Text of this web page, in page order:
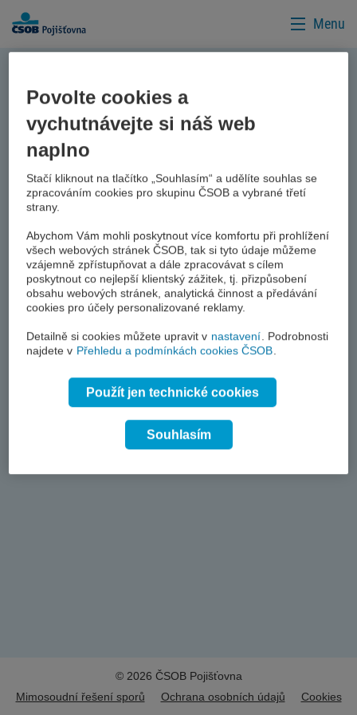
Menu
© 2026 ČSOB Pojišťovna
Mimosoudní řešení sporů
Ochrana osobních údajů Cookies
Povolte cookies a
vychutnávejte si náš web
naplno
Stačí kliknout na tlačítko „Souhlasím“ a udělíte souhlas se
zpracováním cookies pro skupinu ČSOB a vybrané třetí
strany.
Abychom Vám mohli poskytnout více komfortu při prohlížení
všech webových stránek ČSOB, tak si tyto údaje můžeme
vzájemně zpřístupňovat a dále zpracovávat s cílem
poskytnout co nejlepší klientský zážitek, tj. přizpůsobení
obsahu webových stránek, analytická činnost a předávání
cookies pro účely personalizované reklamy.
Detailně si cookies můžete upravit v nastavení. Podrobnosti
najdete v Přehledu a podmínkách cookies ČSOB.
Použít jen technické cookies
Souhlasím